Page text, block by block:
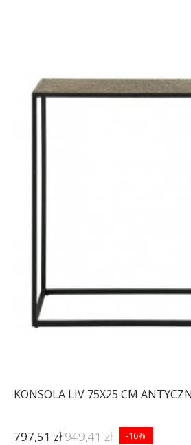
KONSOLA LIV 75X25 CM
797,51 zł949,41 zł -16%